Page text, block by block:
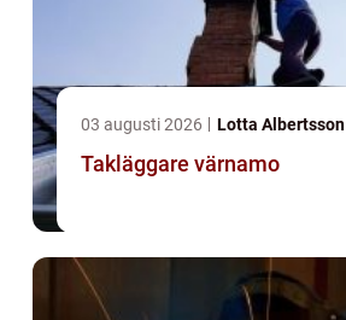
03 augusti 2026 Lotta Albertsson
Takläggare värnamo